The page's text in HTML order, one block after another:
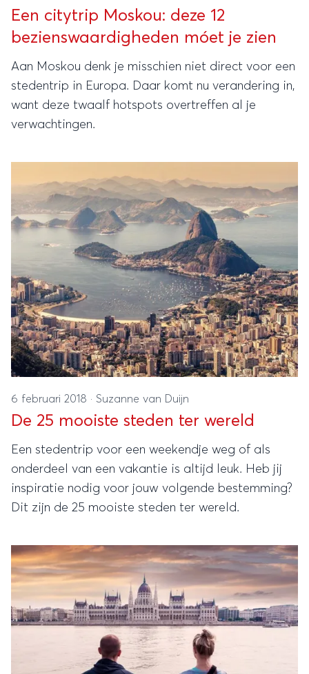
Een citytrip Moskou: deze 12
bezienswaardigheden móet je zien
Aan Moskou denk je misschien niet direct voor een
stedentrip in Europa. Daar komt nu verandering in,
want deze twaalf hotspots overtreffen al je
verwachtingen.
6 februari 2018 · Suzanne van Duijn
De 25 mooiste steden ter wereld
Een stedentrip voor een weekendje weg of als
onderdeel van een vakantie is altijd leuk. Heb jij
inspiratie nodig voor jouw volgende bestemming?
Dit zijn de 25 mooiste steden ter wereld.